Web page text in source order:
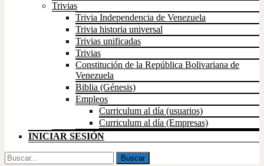
Trivias
Trivia Independencia de Venezuela
Trivia historia universal
Trivias unificadas
Trivias
Constitución de la República Bolivariana de
Venezuela
Biblia (Génesis)
Empleos
Curriculum al día (usuarios)
Curriculum al día (Empresas)
INICIAR SESIÓN
Buscar